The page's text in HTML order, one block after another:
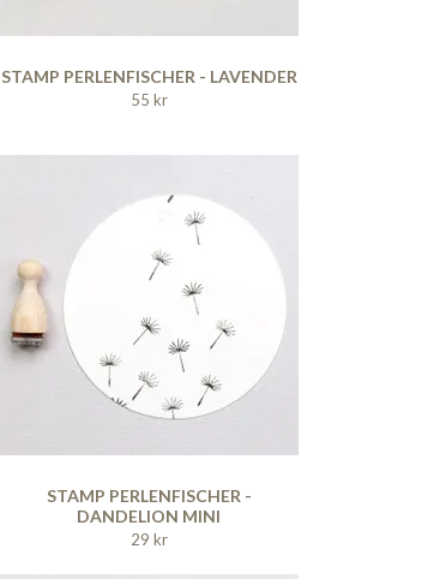
STAMP PERLENFISCHER - LAVENDER
55 kr
STAMP PERLENFISCHER -
DANDELION MINI
29 kr